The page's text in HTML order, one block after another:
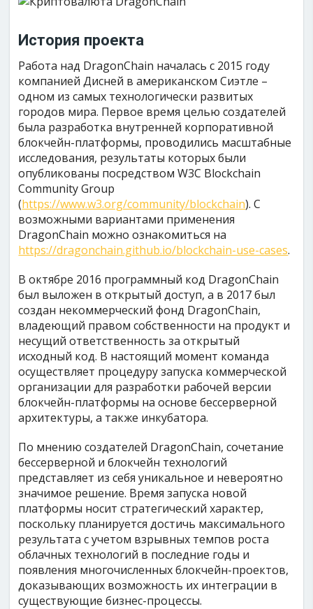
История проекта
Работа над DragonChain началась с 2015 году
компанией Дисней в американском Сиэтле –
одном из самых технологически развитых
городов мира. Первое время целью создателей
была разработка внутренней корпоративной
блокчейн-платформы, проводились масштабные
исследования, результаты которых были
опубликованы посредством W3C Blockchain
Community Group
(https://www.w3.org/community/blockchain). С
возможными вариантами применения
DragonChain можно ознакомиться на
https://dragonchain.github.io/blockchain-use-cases.
В октябре 2016 программный код DragonChain
был выложен в открытый доступ, а в 2017 был
создан некоммерческий фонд DragonChain,
владеющий правом собственности на продукт и
несущий ответственность за открытый
исходный код. В настоящий момент команда
осуществляет процедуру запуска коммерческой
организации для разработки рабочей версии
блокчейн-платформы на основе бессерверной
архитектуры, а также инкубатора.
По мнению создателей DragonChain, сочетание
бессерверной и блокчейн технологий
представляет из себя уникальное и невероятно
значимое решение. Время запуска новой
платформы носит стратегический характер,
поскольку планируется достичь максимального
результата с учетом взрывных темпов роста
облачных технологий в последние годы и
появления многочисленных блокчейн-проектов,
доказывающих возможность их интеграции в
существующие бизнес-процессы.